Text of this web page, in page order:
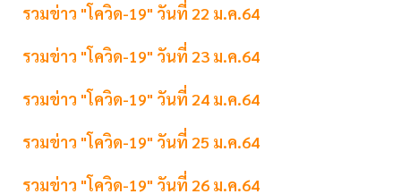
รวมข่าว "โควิด-19" วันที่ 22 ม.ค.64
รวมข่าว "โควิด-19" วันที่ 23 ม.ค.64
รวมข่าว "โควิด-19" วันที่ 24 ม.ค.64
รวมข่าว "โควิด-19" วันที่ 25 ม.ค.64
รวมข่าว "โควิด-19" วันที่ 26 ม.ค.64